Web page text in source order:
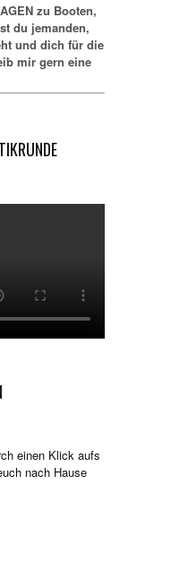
zu Booten,
du jemanden,
und dich für die
mir gern eine
einen Klick aufs
nach Hause